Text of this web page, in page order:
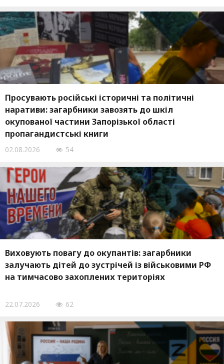
Просувають російські історичні та політичні
наративи: загарбники завозять до шкіл
окупованої частини Запорізької області
пропагандистські книги
02.08.2026 54
Виховують повагу до окупантів: загарбники
залучають дітей до зустрічей із військовими РФ
на тимчасово захоплених територіях
22.07.2026 62